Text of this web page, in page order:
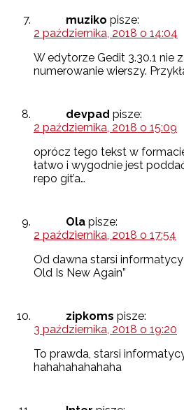
muziko pisze:
2 października, 2018 o 14:04
W edytorze Gedit 3.30.1 nie
numerowanie wierszy.
devpad pisze:
2 października, 2018 o 15:09
oprócz tego tekst w
łatwo i wygodnie jest
repo git’a…
Ola pisze:
2 października, 2018 o 17:54
Od dawna starsi
Old Is New Again”
zipkoms pisze:
3 października, 2018 o 19:20
To prawda, starsi
hahahahahahaha